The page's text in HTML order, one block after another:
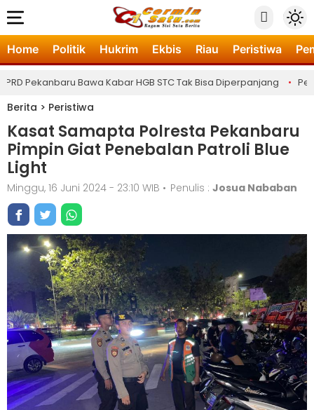
Home Politik Hukrim Ekbis Riau Peristiwa
Pekanbaru Bawa Kabar HGB STC Tak Bisa Diperpanjang •
Berita > Peristiwa
Kasat Samapta Polresta Pekanbaru
Pimpin Giat Penebalan Patroli Blue
Light
Minggu, 16 Juni 2024 - 23:10 WIB • Penulis : Josua Nababan